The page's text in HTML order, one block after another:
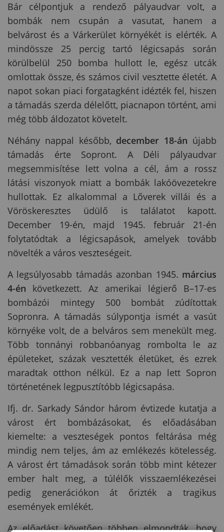
Bár célpontjuk a rendező pályaudvar volt, a
bombák nem csupán a vasutat, hanem a
belvárost és a Várkerület környékét is elérték. A
mindössze 25 percig tartó légicsapás során
körülbelül 250 bomba hullott le, egész utcák
omlottak össze, és számos civil vesztette életét. A
napot sokan piaci forgatagként idézték fel, hiszen
a támadás szerda délelőtt, piacnapon történt, ami
még több áldozatot követelt.
Néhány nappal később, december 18-án újabb
támadás érte Sopront. A Déli pályaudvar
megsemmisítése lett volna a cél, ám a rossz
látási viszonyok miatt a bombák lakóövezetekre
hullottak. Ez alkalommal a Lőverek villái és a
Vöröskeresztes üdülő is találatot kapott.
December 19-én, majd 1945. február 21-én
folytatódtak a légicsapások, amelyek tovább
növelték a város veszteségeit.
A legsúlyosabb támadás azonban 1945. március
4-én következett. Az amerikai légierő B–17-es
bombázói mintegy 500 bombát zúdítottak
Sopronra. A támadás súlypontja ismét a vasút
környéke volt, de a belváros sem menekült meg.
Több tonnányi robbanóanyag rombolta le az
épületeket, százak vesztették életüket, és ezrek
maradtak otthon nélkül. Ez a nap lett Sopron
történetének legpusztítóbb légicsapása.
Ifj. dr. Sarkady Sándor három évtizede kutatja a
várost ért bombázásokat, és előadásában
kiemelte: a veszteségek pontos feltárása még
mindig nem teljes, ám az emlékezés kötelesség.
A várost ért támadások során több mint kétezer
ember halt meg, a túlélők visszaemlékezései
pedig generációkon át őrizték a tragikus
események emlékét.
Az előadást követően többen elmondták, hogy